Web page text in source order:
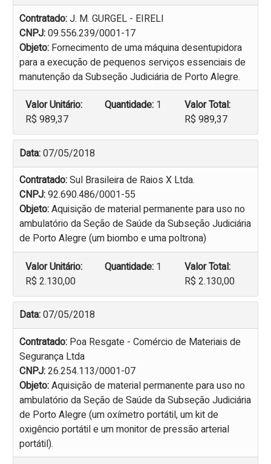
Contratado:J. M. GURGEL - EIRELI
CNPJ:09.556.239/0001-17
Objeto: Fornecimento de uma máquina desentupidora
para a execução de pequenos serviços essenciais de
manutenção da Subseção Judiciária de Porto Alegre.
Valor Unitário:
R$ 989,37
Quantidade: 1
Valor Total:
R$ 989,37
Data:07/05/2018
Contratado:Sul Brasileira de Raios X Ltda.
CNPJ:92.690.486/0001-55
Objeto:Aquisição de material permanente para uso no
ambulatório da Seção de Saúde da Subseção Judiciária
de Porto Alegre (um biombo e uma poltrona)
Valor Unitário:
R$ 2.130,00
Quantidade: 1
Valor Total:
R$ 2.130,00
Data:07/05/2018
Contratado: Poa Resgate - Comércio de Materiais de
Segurança Ltda
CNPJ:26.254.113/0001-07
Objeto:Aquisição de material permanente para uso no
ambulatório da Seção de Saúde da Subseção Judiciária
de Porto Alegre (um oxímetro portátil, um kit de
oxigêncio portátil e um monitor de pressão arterial
portátil).